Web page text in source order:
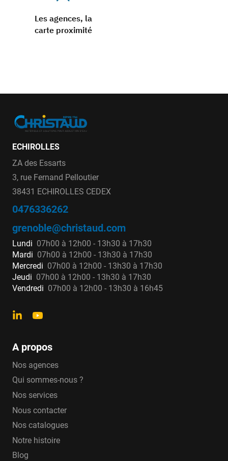
Les agences, la
carte proximité
ECHIROLLES
ZA des Essarts
3, rue Fernand Pelloutier
38431 ECHIROLLES CEDEX
0476336262
grenoble@christaud.com
Lundi 07h00 à 12h00 - 13h30 à 17h30
Mardi 07h00 à 12h00 - 13h30 à 17h30
Mercredi 07h00 à 12h00 - 13h30 à 17h30
Jeudi 07h00 à 12h00 - 13h30 à 17h30
Vendredi 07h00 à 12h00 - 13h30 à 16h45
A propos
Nos agences
Qui sommes-nous ?
Nos services
Nous contacter
Nos catalogues
Notre histoire
Blog